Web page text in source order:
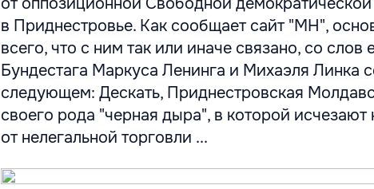
в Приднестровье. Как сообщает сайт "МН",
всего, что с ним так или иначе связано, со слов
Бундестага Маркуса Ленинга и Михаэля Линка
следующем: Дескать, Приднестровская
своего рода "черная дыра", в которой
от нелегальной торговли ...